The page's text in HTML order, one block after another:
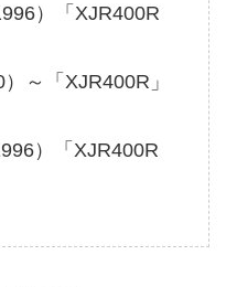
）「XJR400R
～「XJR400R」
）「XJR400R